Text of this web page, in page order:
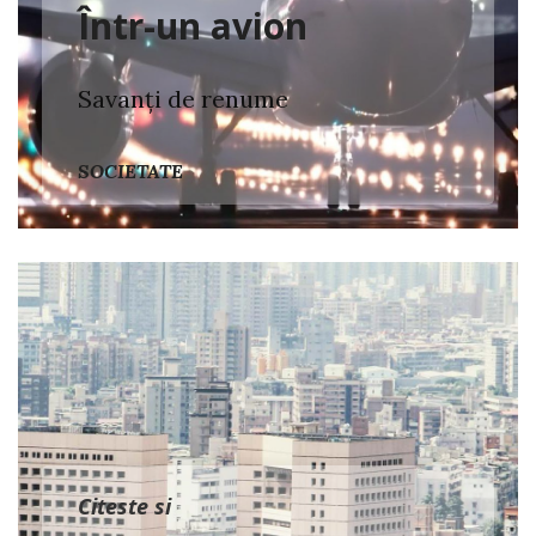
Într-un avion
Savanți de renume
SOCIETATE
Citeste si